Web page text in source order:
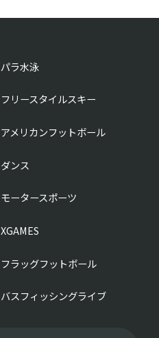
パラ水泳
フリースタイルスキー
アメリカンフットボール
ダンス
モータースポーツ
XGAMES
フラッグフットボール
バスフィッシングライブ